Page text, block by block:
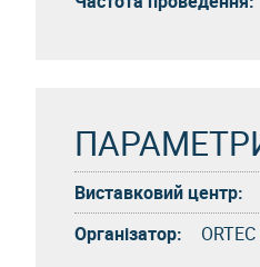
Виставковий центр:
Організатор: